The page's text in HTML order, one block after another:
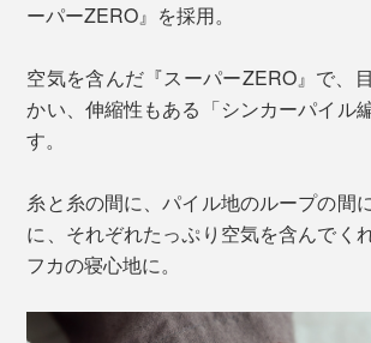
ーパーZERO』を採用。
空気を含んだ『スーパーZERO』で、
かい、伸縮性もある「シンカーパイル
す。
糸と糸の間に、パイル地のループの間
に、それぞれたっぷり空気を含んでく
フカの寝心地に。